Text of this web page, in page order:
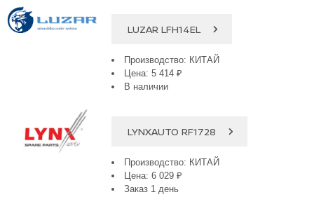
LUZAR LFH14EL
Производство: КИТАЙ
Цена: 5 414 ₽
В наличии
LYNXAUTO RF1728
Производство: КИТАЙ
Цена: 6 029 ₽
Заказ 1 день